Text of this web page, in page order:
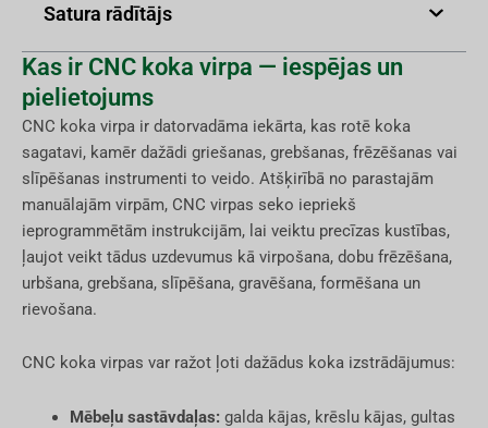
Satura rādītājs
Kas ir CNC koka virpa — iespējas un
pielietojums
CNC koka virpa ir datorvadāma iekārta, kas rotē koka
sagatavi, kamēr dažādi griešanas, grebšanas, frēzēšanas vai
slīpēšanas instrumenti to veido. Atšķirībā no parastajām
manuālajām virpām, CNC virpas seko iepriekš
ieprogrammētām instrukcijām, lai veiktu precīzas kustības,
ļaujot veikt tādus uzdevumus kā virpošana, dobu frēzēšana,
urbšana, grebšana, slīpēšana, gravēšana, formēšana un
rievošana.
CNC koka virpas var ražot ļoti dažādus koka izstrādājumus:
Mēbeļu sastāvdaļas:galda kājas, krēslu kājas, gultas